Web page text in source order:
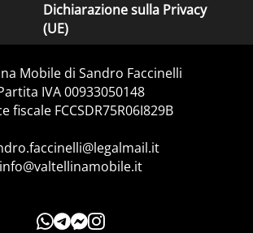
Dichiarazione sulla Privacy
(UE)
Mobile di Sandro Faccinelli
IVA 00933050148
fiscale FCCSDR75R06I829B
info@valtellinamobile.it